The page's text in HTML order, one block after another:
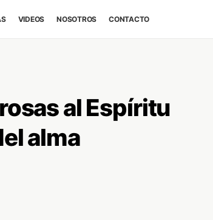
VIDEOS NOSOTROS CONTACTO
al Espíritu
alma